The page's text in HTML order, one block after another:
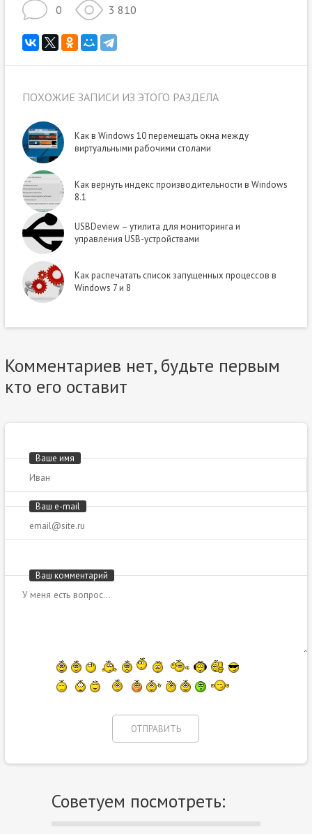
0 3 810
ПОХОЖИЕ ЗАПИСИ ИЗ ЭТОГО РАЗДЕЛА
Как в Windows 10 перемещать окна между
виртуальными рабочими столами
Как вернуть индекс производительности в Windows
8.1
USBDeview – утилита для мониторинга и
управления USB-устройствами
Как распечатать список запущенных процессов в
Windows 7 и 8
Комментариев нет, будьте первым
кто его оставит
Ваше имя
Ваш e-mail
Ваш комментарий
Советуем посмотреть: